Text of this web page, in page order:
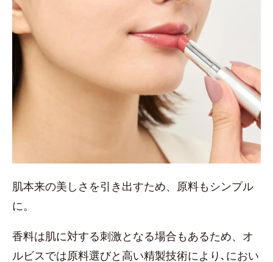
肌本来の美しさを引き出すため、原料もシンプル
に。
香料は肌に対する刺激となる場合もあるため、オ
ルビスでは原料選びと高い精製技術により､におい